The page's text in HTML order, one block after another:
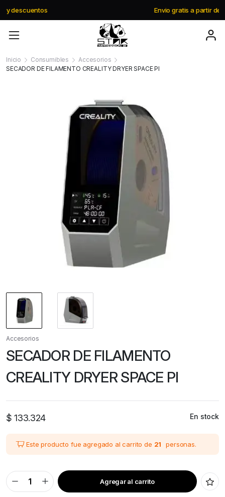
Envio gratis a partir de $195.000
Inicio Consumibles
Accesorios
SECADOR DE FILAMENTO CREALITY DRYER SPACE PI
Accesorios
SECADOR DE FILAMENTO
CREALITY DRYER SPACE PI
$ 133.324 En stock
Este producto fue agregado al carrito de 21 personas.
SECADOR
DE
Agregar al carrito